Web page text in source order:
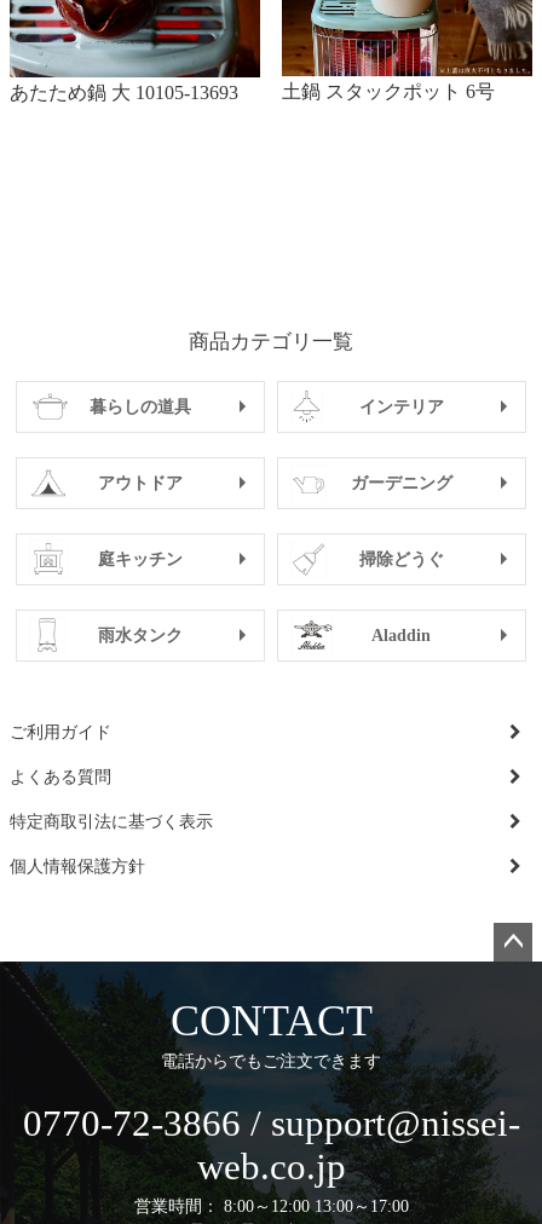
あたため鍋 大 10105-13693 土鍋 スタックポット 6号
商品カテゴリ一覧
暮らしの道具 インテリア
アウトドア ガーデニング
庭キッチン 掃除どうぐ
雨水タンク Aladdin
ご利用ガイド
よくある質問
特定商取引法に基づく表示
個人情報保護方針
CONTACT
電話からでもご注文できます
0770-72-3866 / support@nissei-
web.co.jp
営業時間： 8:00～12:00 13:00～17:00